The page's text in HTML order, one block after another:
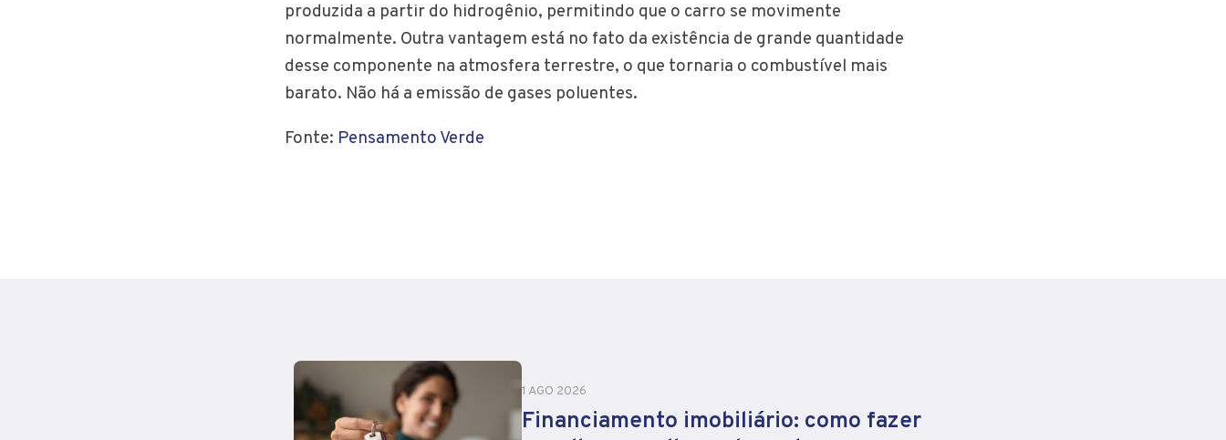
produzida a partir do hidrogênio, permitindo que o carro se movimente
normalmente. Outra vantagem está no fato da existência de grande quantidade
desse componente na atmosfera terrestre, o que tornaria o combustível mais
barato. Não há a emissão de gases poluentes.
Fonte: Pensamento Verde
1 AGO 2026
Financiamento imobiliário: como fazer